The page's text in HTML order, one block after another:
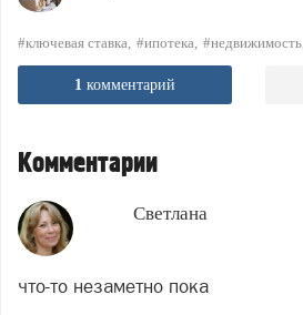
#ключевая ставка #ипотека #недвижимость
1 комментарий
Комментарии
Светлана
что-то незаметно пока